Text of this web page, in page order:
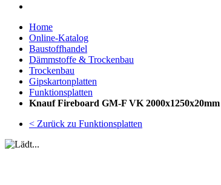
Home
Online-Katalog
Baustoffhandel
Dämmstoffe & Trockenbau
Trockenbau
Gipskartonplatten
Funktionsplatten
Knauf Fireboard GM-F VK 2000x1250x20mm
< Zurück zu Funktionsplatten